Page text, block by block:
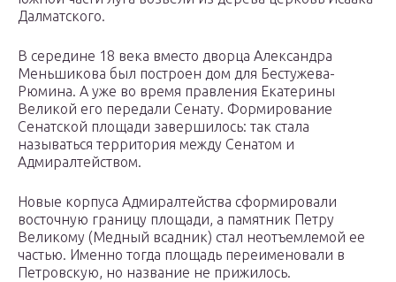
Далматского.
В середине 18 века вместо дворца Александра
Меньшикова был построен дом для Бестужева-
Рюмина. А уже во время правления Екатерины
Великой его передали Сенату. Формирование
Сенатской площади завершилось: так стала
называться территория между Сенатом и
Адмиралтейством.
Новые корпуса Адмиралтейства сформировали
восточную границу площади, а памятник Петру
Великому (Медный всадник) стал неотъемлемой ее
частью. Именно тогда площадь переименовали в
Петровскую, но название не прижилось.